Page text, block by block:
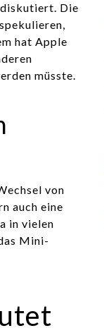
Die
hat Apple
müsste.
von
auch eine
in vielen
Mini-